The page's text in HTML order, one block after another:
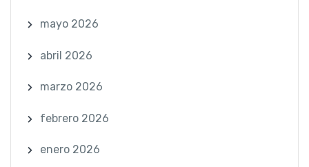
mayo 2026
abril 2026
marzo 2026
febrero 2026
enero 2026